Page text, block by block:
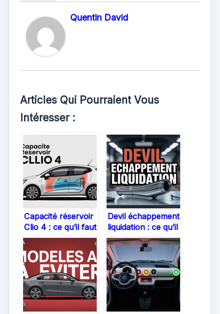
Quentin David
Articles Qui Pourraient Vous
Intéresser :
Capacité réservoir
Clio 4 : ce qu’il faut
savoir pour bien
gérer votre
autonomie
Devil échappement
liquidation : ce qu’il
faut savoir pour
acheteurs et
passionnés